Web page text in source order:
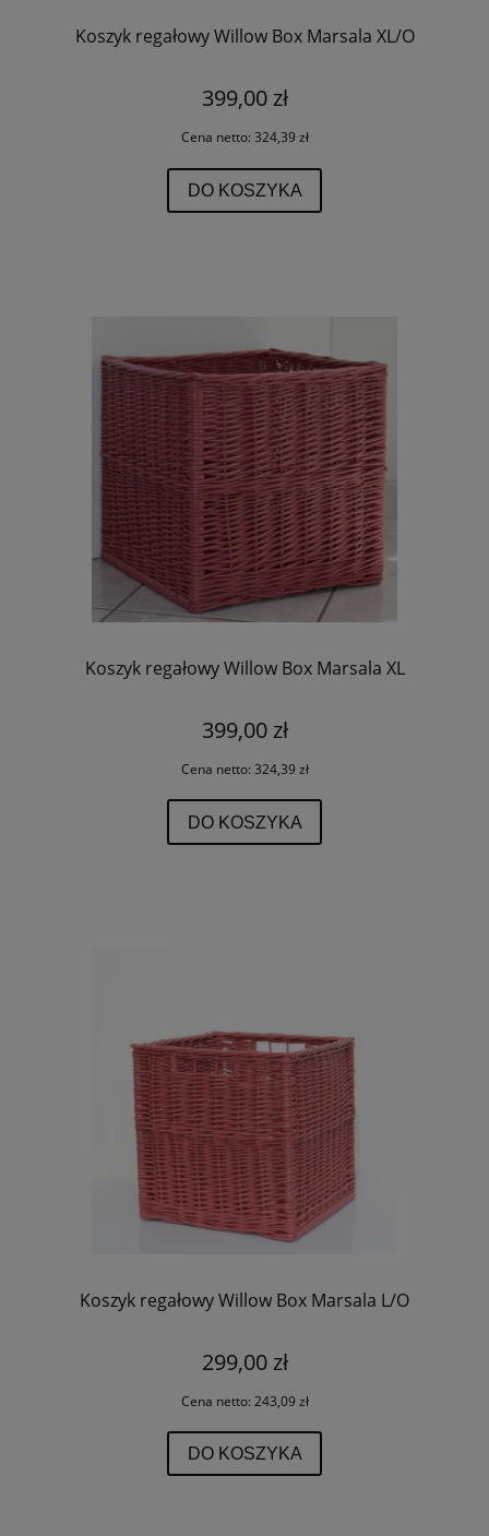
Koszyk regałowy Willow Box Marsala XL/O
399,00 zł
Cena netto: 324,39 zł
DO KOSZYKA
Koszyk regałowy Willow Box Marsala XL
399,00 zł
Cena netto: 324,39 zł
DO KOSZYKA
Koszyk regałowy Willow Box Marsala L/O
299,00 zł
Cena netto: 243,09 zł
DO KOSZYKA